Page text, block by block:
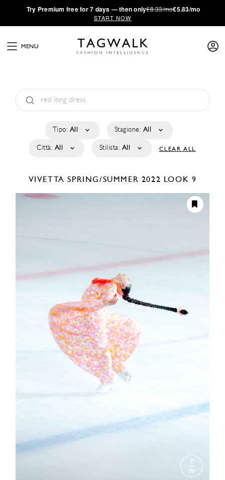
·Try Premium free for 7 days — then only€8.33/mo€5.83/mo
START NOW
MENU
Tipo: All Stagione: All
Città: All Stilista: All CLEAR ALL
VIVETTASPRING/SUMMER 2022 LOOK 9